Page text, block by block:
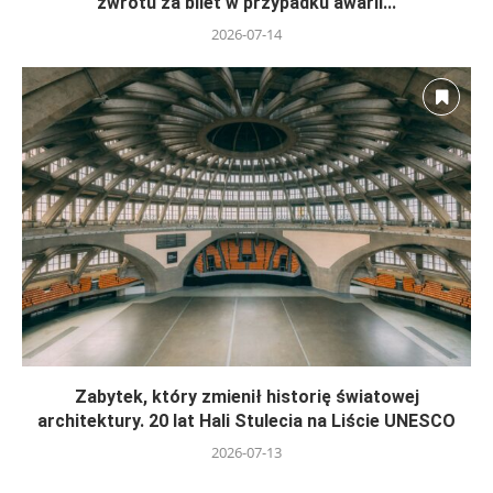
2026-07-14
Zabytek, który zmienił historię światowej
architektury. 20 lat Hali Stulecia na Liście UNESCO
2026-07-13